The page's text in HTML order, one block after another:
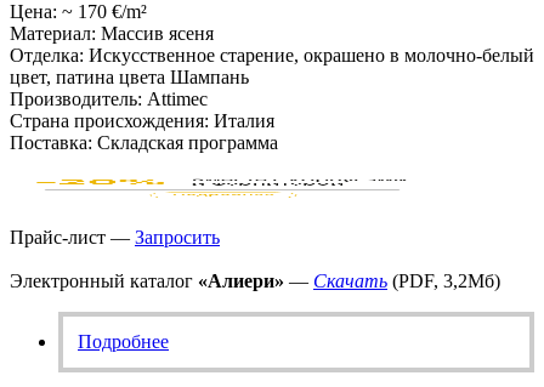
Цена: ~ 170 €/m²
Материал: Массив ясеня
Отделка: Искусственное старение, окрашено в молочно-белый
цвет, патина цвета Шампань
Производитель: Attimec
Страна происхождения: Италия
Поставка: Складская программа
Прайс-лист — Запросить
Электронный каталог «Алиери» — Скачать (PDF, 3,2Мб)
Подробнее